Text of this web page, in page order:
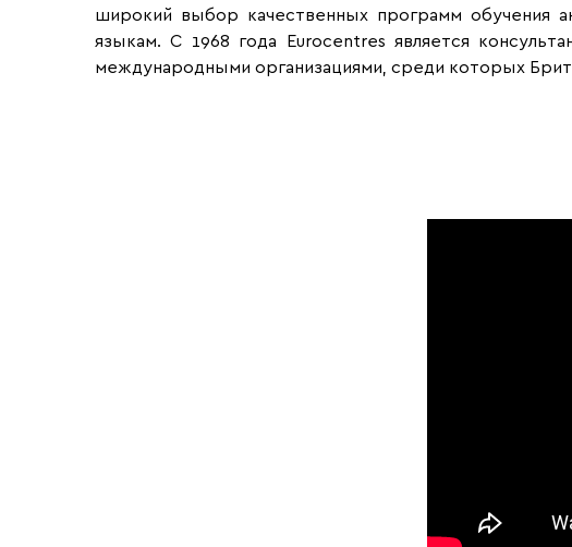
широкий выбор качественных программ обучения
языкам. С 1968 года Eurocentres является
международными организациями, среди которых